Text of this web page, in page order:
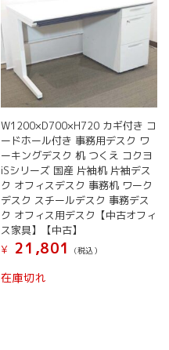
W1200×D700×H720 カギ付き コ
ードホール付き 事務用デスク ワ
ーキングデスク 机 つくえ コクヨ
iSシリーズ 国産 片袖机 片袖デス
ク オフィスデスク 事務机 ワーク
デスク スチールデスク 事務デス
ク オフィス用デスク【中古オフィ
ス家具】【中古】
¥ 21,801 (税込）
在庫切れ